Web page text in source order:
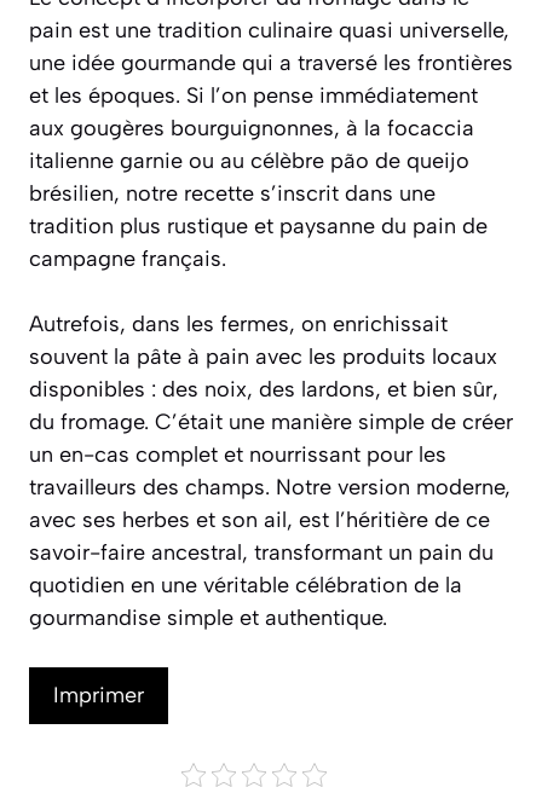
pain est une tradition culinaire quasi universelle,
une idée gourmande qui a traversé les frontières
et les époques. Si l’on pense immédiatement
aux gougères bourguignonnes, à la focaccia
italienne garnie ou au célèbre pão de queijo
brésilien, notre recette s’inscrit dans une
tradition plus rustique et paysanne du pain de
campagne français.
Autrefois, dans les fermes, on enrichissait
souvent la pâte à pain avec les produits locaux
disponibles : des noix, des lardons, et bien sûr,
du fromage. C’était une manière simple de créer
un en-cas complet et nourrissant pour les
travailleurs des champs. Notre version moderne,
avec ses herbes et son ail, est l’héritière de ce
savoir-faire ancestral, transformant un pain du
quotidien en une véritable célébration de la
gourmandise simple et authentique.
Imprimer